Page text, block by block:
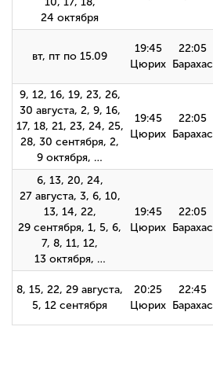
24 октября
вт, пт по 15.09
19:45
Цюрих
22:05
Барахас
9, 12, 16, 19, 23, 26,
30 августа, 2, 9, 16,
17, 18, 21, 23, 24, 25,
28, 30 сентября, 2,
9 октября, …
19:45
Цюрих
22:05
Барахас
6, 13, 20, 24,
27 августа, 3, 6, 10,
13, 14, 22,
29 сентября, 1, 5, 6,
7, 8, 11, 12,
13 октября, …
19:45
Цюрих
22:05
Барахас
8, 15, 22, 29 августа,
5, 12 сентября
20:25
Цюрих
22:45
Барахас